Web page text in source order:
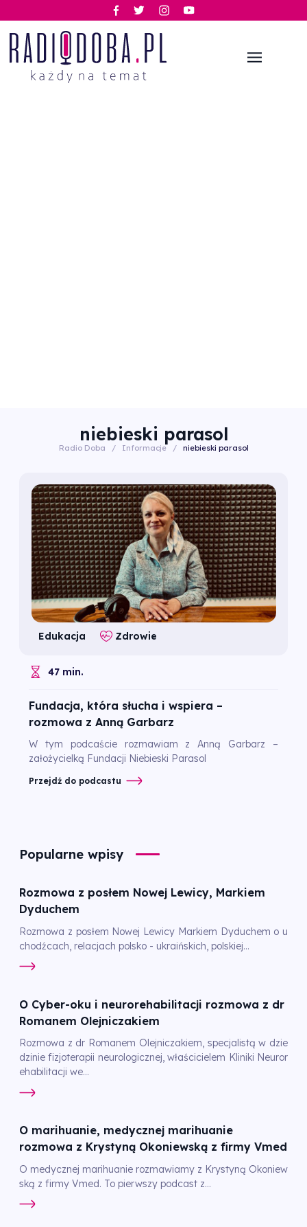
niebieski parasol
Radio Doba / Informacje / niebieski parasol
Edukacja Zdrowie
47 min.
Fundacja, która słucha i wspiera –
rozmowa z Anną Garbarz
W tym podcaście rozmawiam z Anną Garbarz –
założycielką Fundacji Niebieski Parasol
Przejdź do podcastu
Popularne wpisy
Rozmowa z posłem Nowej Lewicy, Markiem
Dyduchem
Rozmowa z posłem Nowej Lewicy Markiem Dyduchem o u
chodźcach, relacjach polsko - ukraińskich, polskiej...
O Cyber-oku i neurorehabilitacji rozmowa z dr
Romanem Olejniczakiem
Rozmowa z dr Romanem Olejniczakiem, specjalistą w dzie
dzinie fizjoterapii neurologicznej, właścicielem Kliniki Neuror
ehabilitacji we...
O marihuanie, medycznej marihuanie
rozmowa z Krystyną Okoniewską z firmy Vmed
O medycznej marihuanie rozmawiamy z Krystyną Okoniew
ską z firmy Vmed. To pierwszy podcast z...